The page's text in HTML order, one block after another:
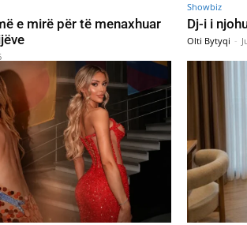
e mirë për të menaxhuar
Showbiz
Dj-i i
Olti Bytyqi -